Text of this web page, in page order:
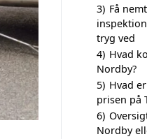
3) Få
tryg ved
4) Hvad
Nordby?
5) Hvad
prisen på
6)
Nordby